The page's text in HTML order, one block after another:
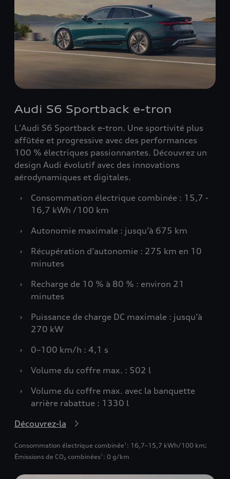
Audi S6 Sportback e-tron
L'Audi S6 Sportback e-tron. Une sportivité plus
affûtée et progressive avec des performances
100 % électriques passionnantes. Découvrez un
design Audi évolutif avec des innovations
aérodynamiques et digitales.
›
Consommation électrique combinée : 15,7 -
16,7 kWh /100 km
›
Autonomie maximale : jusqu’à 675 km
›
Récupération d’autonomie : 275 km en 10
minutes
›
Recharge de 10 % à 80 % : environ 21
minutes
›
Puissance de charge DC maximale : jusqu’à
270 kW
›
0–100 km/h : 4,1 s
›
Volume du coffre max. : 502 l
›
Volume du coffre max. avec la banquette
arrière rabattue : 1330 l
Découvrez-la
Consommation électrique combinée 1 : 16,7–15,7 kWh/100 km;
Émissions de CO₂ combinées1 : 0 g/km